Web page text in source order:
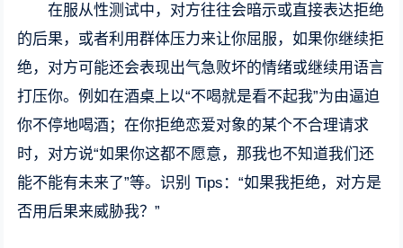
在服从性测试中，对方往往会暗示或直接表达拒绝
的后果，或者利用群体压力来让你屈服，如果你继续拒
绝，对方可能还会表现出气急败坏的情绪或继续用语言
打压你。例如在酒桌上以“不喝就是看不起我”为由逼迫
你不停地喝酒；在你拒绝恋爱对象的某个不合理请求
时，对方说“如果你这都不愿意，那我也不知道我们还
能不能有未来了”等。识别 Tips：“如果我拒绝，对方是
否用后果来威胁我？”